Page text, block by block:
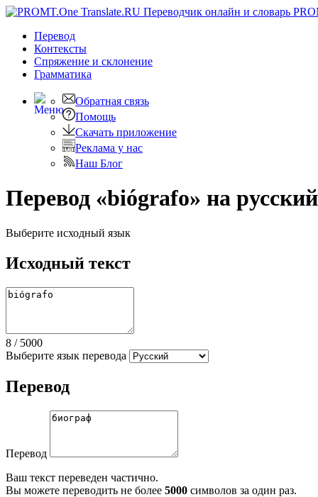
Перевод
Контексты
Спряжение и склонение
Грамматика
Обратная связь
Помощь
Скачать приложение
Реклама у нас
Наш Блог
Перевод «biógrafo» на русский
Выберите исходный язык
Исходный текст
8 / 5000
Выберите язык перевода
Перевод
Перевод
Ваш текст переведен частично.
Вы можете переводить не более 5000 символов за один раз.